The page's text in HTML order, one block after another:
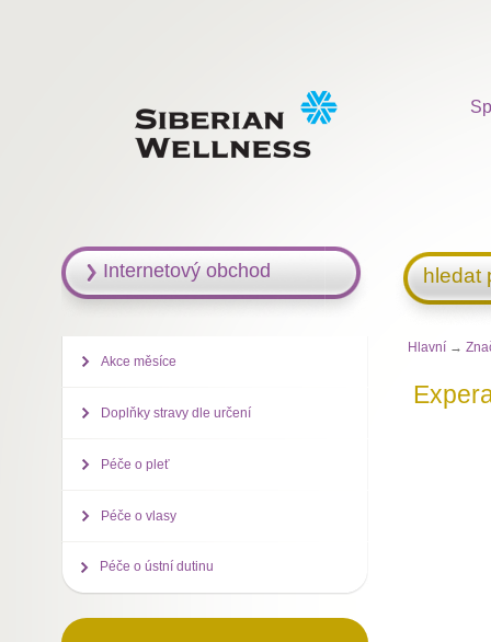
hledat
Hlavní →
Internetový obchod
Akce měsíce
Doplňky stravy dle určení
Péče o pleť
Péče o vlasy
Péče o ústní dutinu